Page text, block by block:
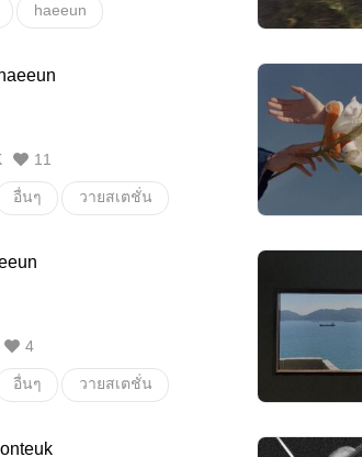
haeeun
11
อื่นๆ วายสเตชั่น
4
อื่นๆ วายสเตชั่น